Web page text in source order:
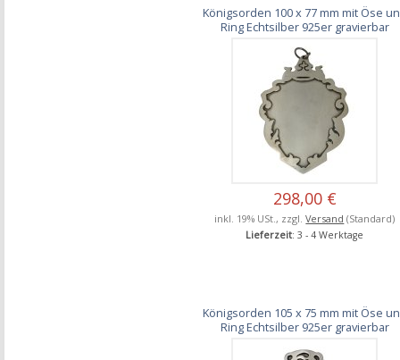
Königsorden 100 x 77 mm mit Öse
Ring Echtsilber 925er gravierbar
298,00 €
inkl. 19% USt., zzgl.Versand (Standard)
Lieferzeit: 3 - 4 Werktage
Königsorden 105 x 75 mm mit Öse
Ring Echtsilber 925er gravierbar